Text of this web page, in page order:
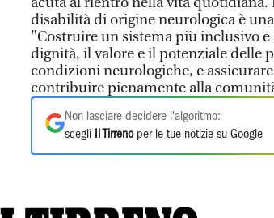
disabilità di origine neurologica è
"Costruire un sistema più inclusivo
dignità, il valore e il potenziale delle
condizioni neurologiche, e
contribuire pienamente alla
Non lasciare decidere l'algoritmo:
scegli
Il Tirrenoper le tue notizie su Google